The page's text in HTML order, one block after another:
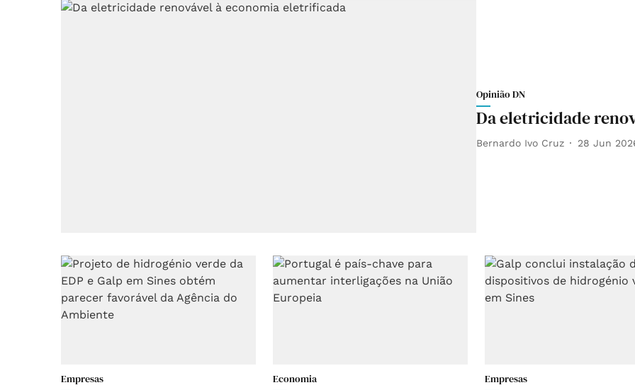
Opinião DN
Da eletricidade
Bernardo Ivo Cruz 28 Jun
Empresas Economia Empresas